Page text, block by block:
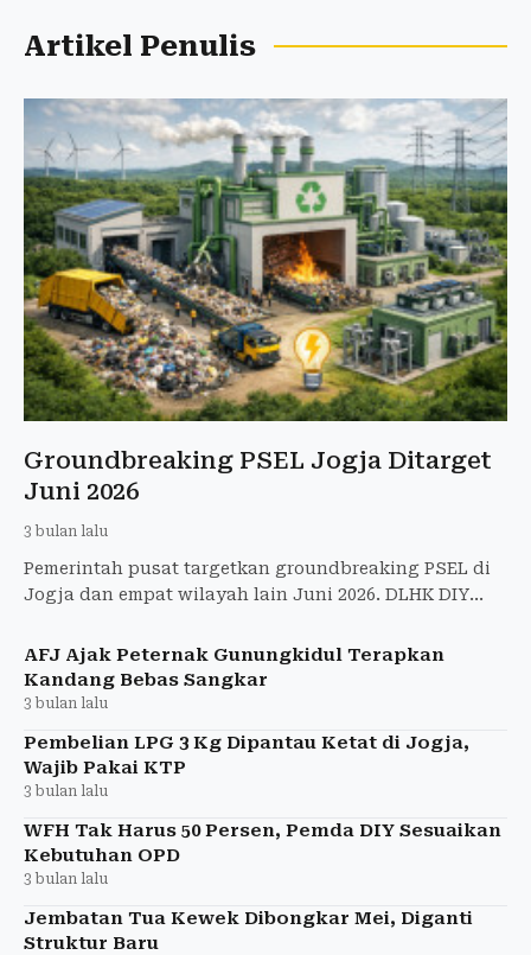
Artikel Penulis
Groundbreaking PSEL Jogja Ditarget
Juni 2026
3 bulan lalu
Pemerintah pusat targetkan groundbreaking PSEL di
Jogja dan empat wilayah lain Juni 2026. DLHK DIY
untuk atasi
AFJ Ajak Peternak Gunungkidul Terapkan
Kandang Bebas Sangkar
3 bulan lalu
Pembelian LPG 3 Kg Dipantau Ketat di Jogja,
Wajib Pakai KTP
3 bulan lalu
WFH Tak Harus 50 Persen, Pemda DIY Sesuaikan
Kebutuhan OPD
3 bulan lalu
Jembatan Tua Kewek Dibongkar Mei, Diganti
Struktur Baru